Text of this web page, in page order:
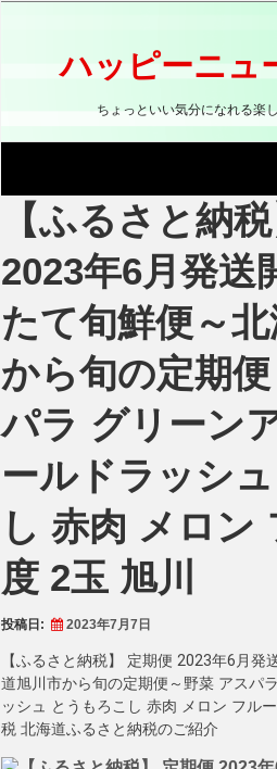
ス
ッ
ハッピーニュ
ちょっといい気分になれる楽
【ふるさと納
2023年6月発送
たて旬鮮便～
から旬の定期
パラ グリーン
ールドラッシ
し 赤肉 メロン
度 2玉 旭川
投稿日: 2023年7月7日
【ふるさと納税】 定期便 2023年6月
道旭川市から旬の定期便～野菜 アスパ
ッシュ とうもろこし 赤肉 メロン フル
税 北海道ふるさと納税のご紹介